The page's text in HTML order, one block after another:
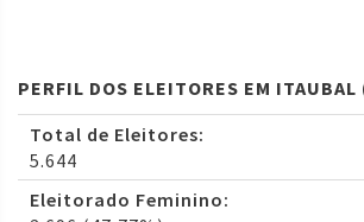
PERFIL DOS ELEITORES EM ITAUBAL
Total de Eleitores:
5.644
Eleitorado Feminino: